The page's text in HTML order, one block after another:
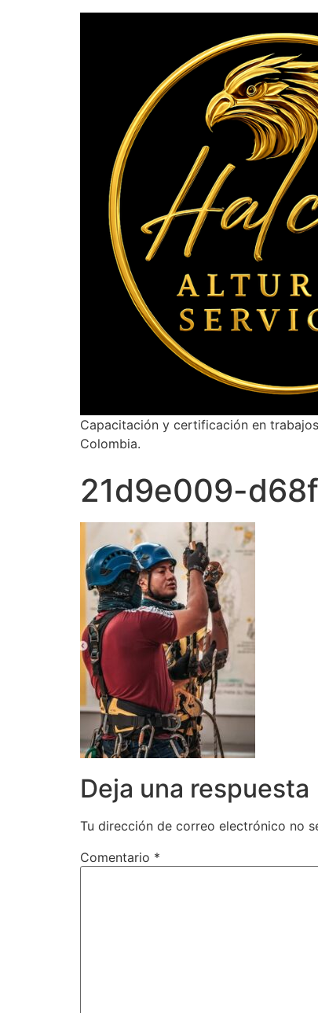
Capacitación y certificación en
Colombia.
21d9e009-
Deja una respuesta
Tu dirección de correo electrónico no
Comentario *